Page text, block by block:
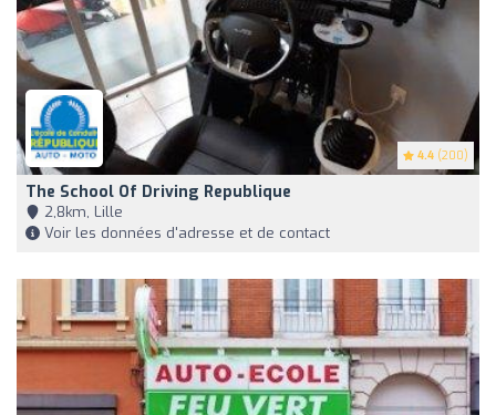
4.4 (200)
The School Of Driving Republique
2,8km, Lille
Voir les données d'adresse et de contact